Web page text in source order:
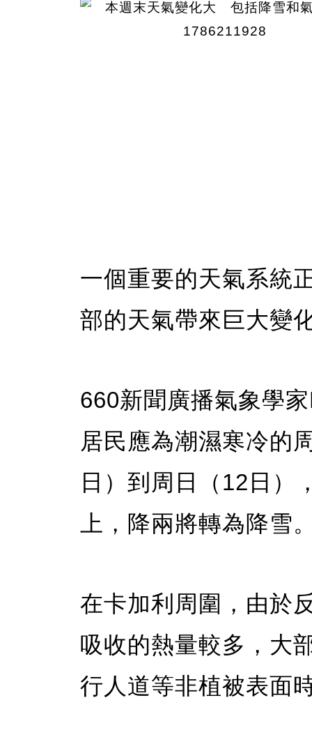
一個重要的天氣系統
部的天氣帶來巨大變
660新聞廣播氣象學
居民應為潮濕寒冷的
日）到周日（12日）
上，降兩將轉為降雪
在卡加利周圍，由於
吸收的熱量較多，大
行人道等非植被表面